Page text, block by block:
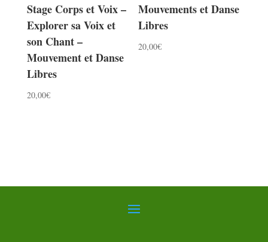
Stage Corps et Voix –
Explorer sa Voix et
son Chant –
Mouvement et Danse
Libres
20,00€
Mouvements et Danse
Libres
20,00€